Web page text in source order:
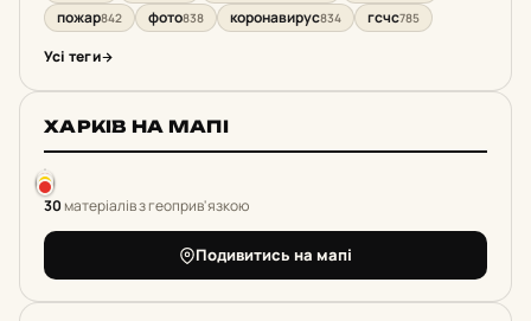
пожар842 фото838 коронавирус834 гсчс785
Усі теги
ХАРКІВ НА МАПІ
30матеріалів з геоприв'язкою
Подивитись на мапі